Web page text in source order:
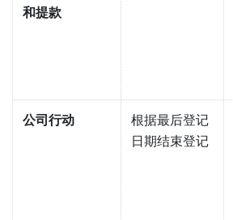
和提款​
公司行动
根据最后登记
日期结束登记